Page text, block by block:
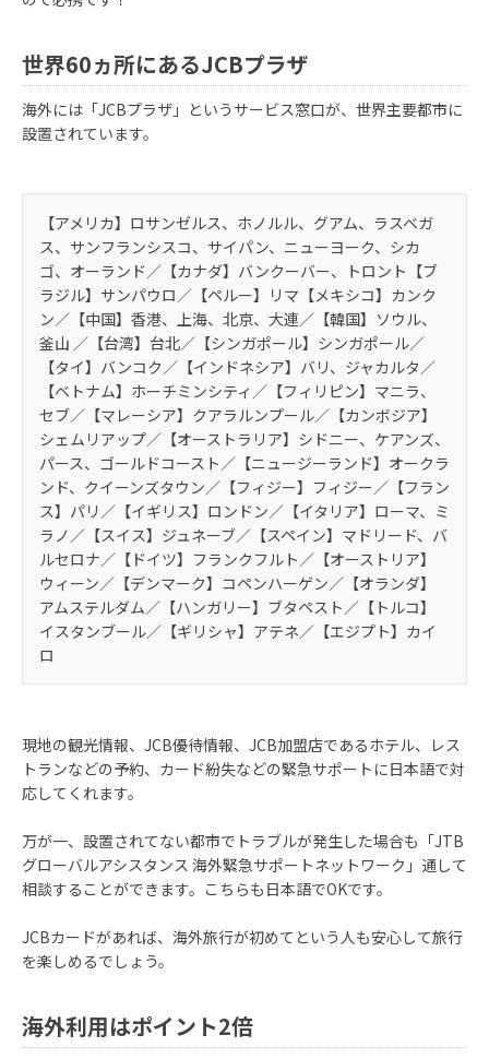
セブン‐イレブン
3倍
ウエルシア
2倍
ビックカメラ
2倍
スターバックス
（オンライン入金
・オートチャージ）
10倍
高島屋
3倍
apollostation、出光SS
シェルSS
2倍
世界60ヵ所にあるJCBプラザ
海外には「JCBプラザ」というサービス窓口が、世界主要都市に
設置されています。
【アメリカ】ロサンゼルス、ホノルル、グアム、ラスベガ
ス、サンフランシスコ、サイパン、ニューヨーク、シカ
ゴ、オーランド／【カナダ】バンクーバー、トロント【ブ
ラジル】サンパウロ／【ペルー】リマ【メキシコ】カンク
ン／【中国】香港、上海、北京、大連／【韓国】ソウル、
釜山 ／【台湾】台北／【シンガポール】シンガポール／
【タイ】バンコク／【インドネシア】バリ、ジャカルタ／
【ベトナム】ホーチミンシティ／【フィリピン】マニラ、
セブ／【マレーシア】クアラルンプール／【カンボジア】
シェムリアップ／【オーストラリア】シドニー、ケアンズ、
パース、ゴールドコースト／【ニュージーランド】オークラ
ンド、クイーンズタウン／【フィジー】フィジー／【フラン
ス】パリ／【イギリス】ロンドン／【イタリア】ローマ、ミ
ラノ／【スイス】ジュネーブ／【スペイン】マドリード、バ
ルセロナ／【ドイツ】フランクフルト／【オーストリア】
ウィーン／【デンマーク】コペンハーゲン／【オランダ】
アムステルダム／【ハンガリー】ブタペスト／【トルコ】
イスタンブール／【ギリシャ】アテネ／【エジプト】カイ
ロ
現地の観光情報、JCB優待情報、JCB加盟店であるホテル、レス
トランなどの予約、カード紛失などの緊急サポートに日本語で対
応してくれます。
万が一、設置されてない都市でトラブルが発生した場合も「JTB
グローバルアシスタンス 海外緊急サポートネットワーク」通して
相談することができます。こちらも日本語でOKです。
JCBカードがあれば、海外旅行が初めてという人も安心して旅行
を楽しめるでしょう。
海外利用はポイント2倍